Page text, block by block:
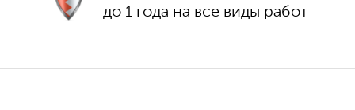
до 1 года на все виды работ